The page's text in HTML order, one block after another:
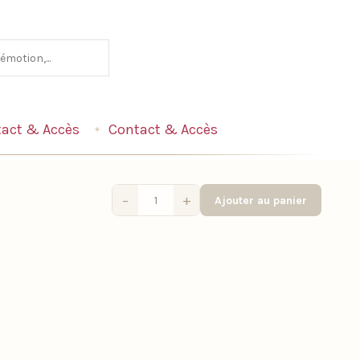
& Accès Contact & Accès
− + Ajouter au panier